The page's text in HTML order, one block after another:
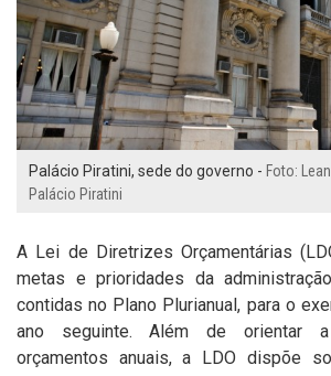
Palácio Piratini, sede do governo - Foto:
Palácio Piratini
A Lei de Diretrizes Orçamentárias
metas e prioridades da
contidas no Plano Plurianual, para o
ano seguinte. Além de orientar
orçamentos anuais, a LDO dispõe